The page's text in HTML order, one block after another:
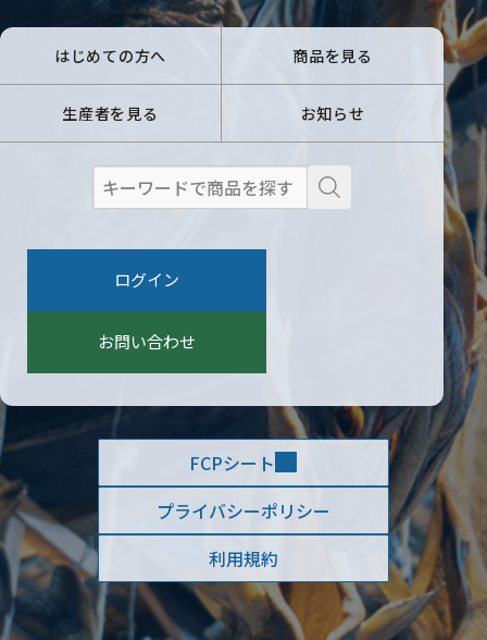
はじめての方へ 商品を見る
生産者を見る お知らせ
検
ログイン
お問い合わせ
FCPシート
プライバシーポリシー
利用規約